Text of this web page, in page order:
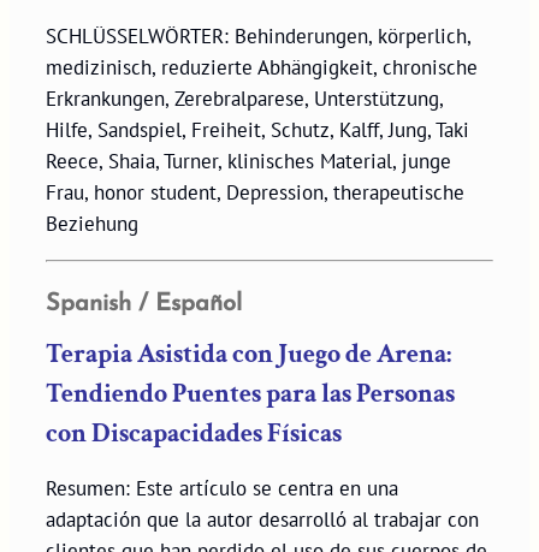
SCHLÜSSELWÖRTER: Behinderungen, körperlich,
medizinisch, reduzierte Abhängigkeit, chronische
Erkrankungen, Zerebralparese, Unterstützung,
Hilfe, Sandspiel, Freiheit, Schutz, Kalff, Jung, Taki
Reece, Shaia, Turner, klinisches Material, junge
Frau, honor student, Depression, therapeutische
Beziehung
Spanish / Español
Terapia Asistida con Juego de Arena:
Tendiendo Puentes para las Personas
con Discapacidades Físicas
Resumen: Este artículo se centra en una
adaptación que la autor desarrolló al trabajar con